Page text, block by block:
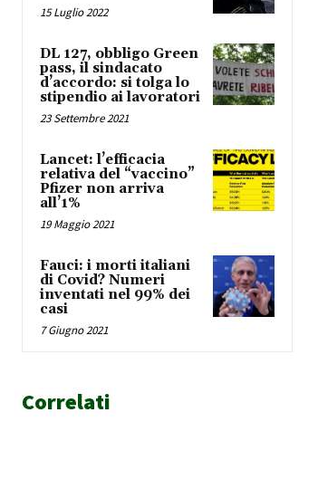
15 Luglio 2022
DL 127, obbligo Green
pass, il sindacato
d’accordo: si tolga lo
stipendio ai lavoratori
23 Settembre 2021
Lancet: l’efficacia
relativa del “vaccino”
Pfizer non arriva
all’1%
19 Maggio 2021
Fauci: i morti italiani
di Covid? Numeri
inventati nel 99% dei
casi
7 Giugno 2021
Correlati